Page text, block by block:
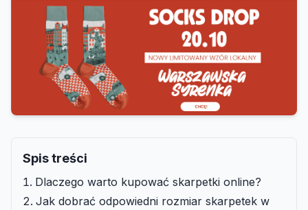
Spis treści
Dlaczego warto kupować skarpetki online?
Jak dobrać odpowiedni rozmiar skarpetek w